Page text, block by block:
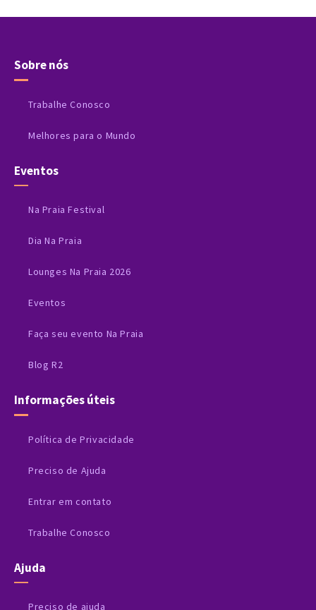
Sobre nós
Trabalhe Conosco
Melhores para o Mundo
Eventos
Na Praia Festival
Dia Na Praia
Lounges Na Praia 2026
Eventos
Faça seu evento Na Praia
Blog R2
Informações úteis
Política de Privacidade
Preciso de Ajuda
Entrar em contato
Trabalhe Conosco
Ajuda
Preciso de ajuda